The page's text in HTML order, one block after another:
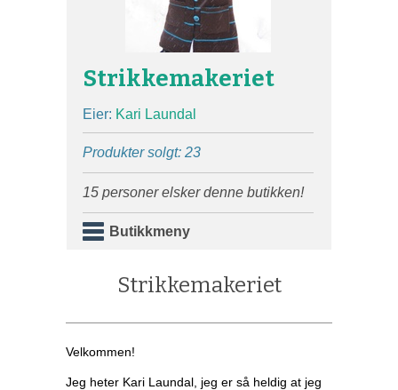
Strikkemakeriet
Eier: Kari Laundal
Produkter solgt: 23
15 personer elsker denne butikken!
Butikkmeny
Strikkemakeriet
Velkommen!
Jeg heter Kari Laundal, jeg er så heldig at jeg